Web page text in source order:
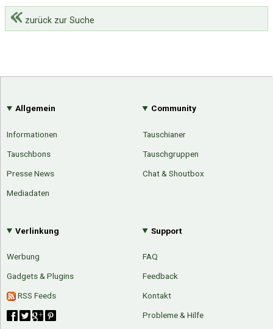
zurück zur Suche
Allgemein
Informationen
Tauschbons
Presse News
Mediadaten
Community
Tauschianer
Tauschgruppen
Chat & Shoutbox
Verlinkung
Werbung
Gadgets & Plugins
RSS Feeds
Support
FAQ
Feedback
Kontakt
Probleme & Hilfe